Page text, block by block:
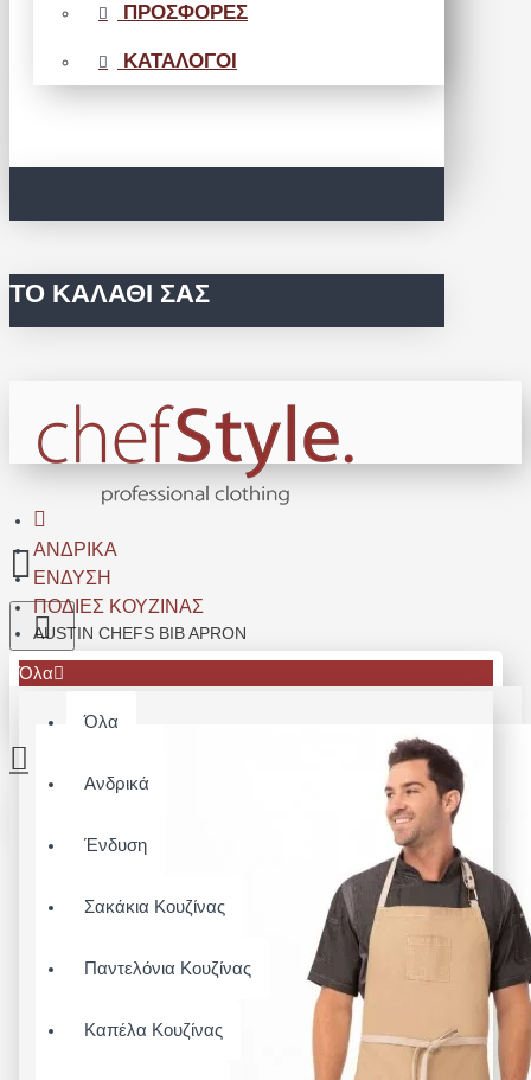
ΠΡΟΣΦΟΡΕΣ
ΚΑΤΑΛΟΓΟΙ
ΤΟ ΚΑΛΆΘΙ ΣΑΣ
Όλα
Όλα
Ανδρικά
Ένδυση
Σακάκια Κουζίνας
Παντελόνια Κουζίνας
Καπέλα Κουζίνας
ΑΝΔΡΙΚΆ
ΈΝΔΥΣΗ
ΠΟΔΙΈΣ ΚΟΥΖΊΝΑΣ
AUSTIN CHEFS BIB APRON